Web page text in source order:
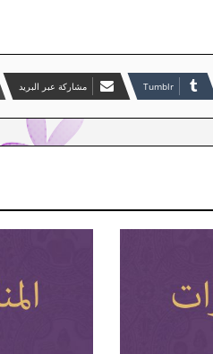
مشاركة عبر البريد